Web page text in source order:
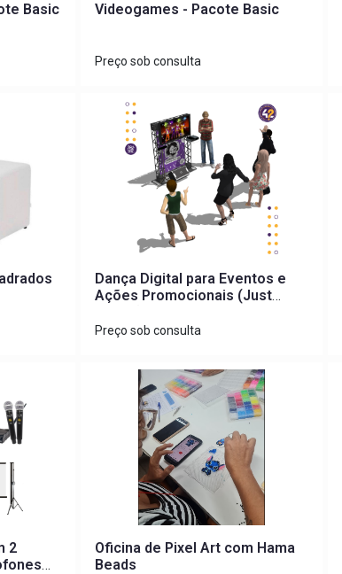
Basic Videogames - Pacote Basic
Preço sob consulta
Dança Digital para Eventos e
Ações Promocionais (Just
Preço sob consulta
2
Oficina de Pixel Art com Hama
Beads